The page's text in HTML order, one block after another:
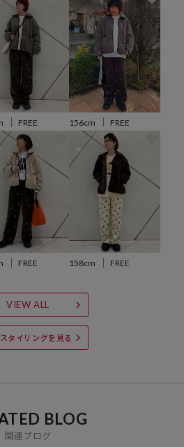
やすいので汎用性が高い一着。
ので重たいアウターが苦手な方にもおす
のカラーを表記しております為、タグ
なっております。
外や屋内の光の照射や角度により実物
す。また表示のサイズ感と実物は若干
予めご了承ください。
品についている品質表示とアテンショ
・ドキドキを日本に伝えたい」という
創業以来、洋服、雑貨、インテリアな
FREE 156cm FREE
FREE 158cm FREE
VIEW ALL
タイリングを見る
BLOG
関連ブログ